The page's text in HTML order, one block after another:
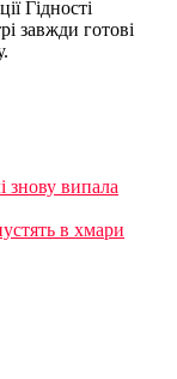
Гідності
завжди готові
знову випала
в хмари